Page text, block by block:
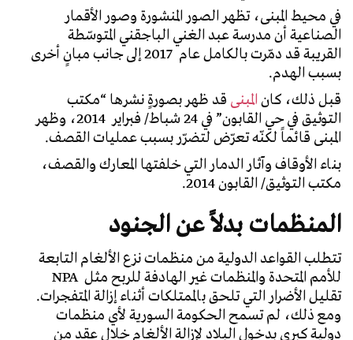
في محيط المبنى، تظهر الصور المنشورة وصور الأقمار
الصناعية أن مدرسة عبد الغني الباجقني المتوسّطة
القريبة قد دمّرت بالكامل عام 2017 إلى جانب مبانٍ أخرى
بسبب الهدم.
قبل ذلك، كانالمبنى قد ظهر بصورةٍ نشرها “مكتب
التوثيق في حي القابون” في 24 شباط/ فبراير 2014، وظهر
المبنى قائماً لكنّه تعرّض لتضرّر بسبب عمليات القصف.
بناء الأوقاف وآثار الدمار التي خلفتها المعارك والقصف،
مكتب التوثيق/ القابون 2014.
المنظمات بدلاً عن الجنود
تتطلب القواعد الدولية من منظمات نزع الألغام التابعة
للأمم المتحدة والمنظمات غير الهادفة للربح مثل NPA
تقليل الأضرار التي تلحق بالممتلكات أثناء إزالة المتفجرات.
ومع ذلك، لم تسمح الحكومة السورية لأي منظمات
دولية كبرى بدخول البلاد لإزالة الألغام خلال عقد من